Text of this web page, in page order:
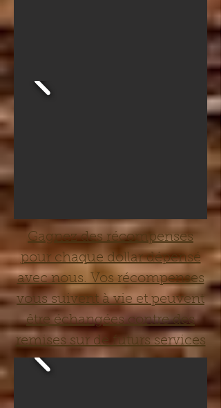
Gagnez des récompenses
pour chaque dollar dépensé
avec nous. Vos récompenses
vous suivent à vie et peuvent
être échangées contre des
remises sur de futurs services